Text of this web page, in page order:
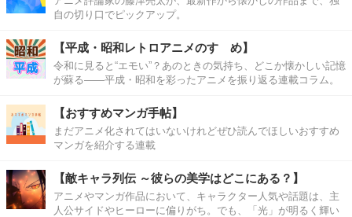
自の切り口でピックアップ。
【平成・昭和レトロアニメのすゝめ】
令和に見ると“エモい”？あのときの気持ち、どこか懐かしい記憶
が蘇る――平成・昭和を彩ったアニメを振り返る連載コラム。
【おすすめマンガ手帖】
まだアニメ化されてはいないけれどぜひ読んでほしいおすすめ
マンガを紹介する連載
【敵キャラ列伝 ～彼らの美学はどこにある？】
アニメやマンガ作品において、キャラクター人気や話題は、主
人公サイドやヒーローに偏りがち。でも、「光」が明るく輝い